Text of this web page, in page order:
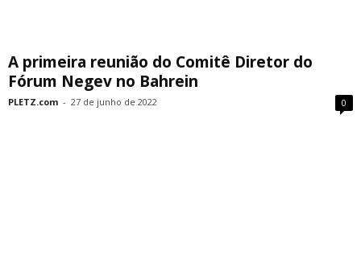
A primeira reunião do Comitê Diretor do
Fórum Negev no Bahrein
PLETZ.com - 27 de junho de 2022 0